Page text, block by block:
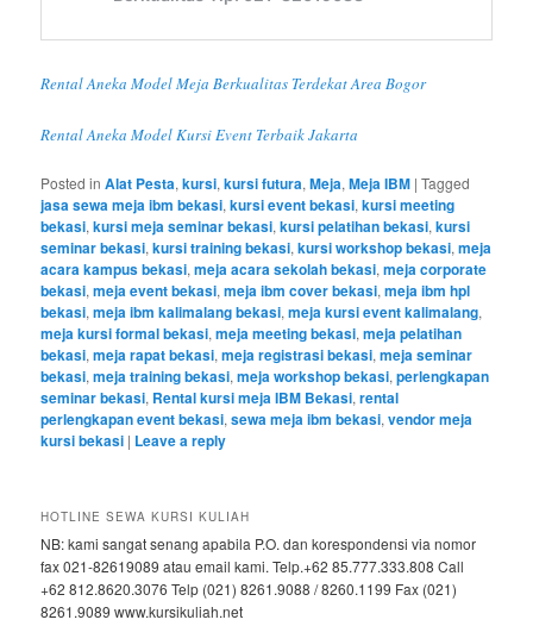
Rental Aneka Model Meja Berkualitas Terdekat Area Bogor
Rental Aneka Model Kursi Event Terbaik Jakarta
Posted in Alat Pesta,kursi,kursi futura,Meja,Meja IBM |Tagged
jasa sewa meja ibm bekasi,kursi event bekasi,kursi meeting
bekasi,kursi meja seminar bekasi,kursi pelatihan bekasi,kursi
seminar bekasi,kursi training bekasi,kursi workshop bekasi,meja
acara kampus bekasi,meja acara sekolah bekasi,meja corporate
bekasi,meja event bekasi,meja ibm cover bekasi,meja ibm hpl
bekasi,meja ibm kalimalang bekasi,meja kursi event kalimalang,
meja kursi formal bekasi,meja meeting bekasi,meja pelatihan
bekasi,meja rapat bekasi,meja registrasi bekasi,meja seminar
bekasi,meja training bekasi,meja workshop bekasi,perlengkapan
seminar bekasi, Rental kursi meja IBM Bekasi,rental
perlengkapan event bekasi,sewa meja ibm bekasi,vendor meja
kursi bekasi | Leave a reply
HOTLINE SEWA KURSI KULIAH
NB: kami sangat senang apabila P.O. dan korespondensi via nomor
fax 021-82619089 atau email kami. Telp.+62 85.777.333.808 Call
+62 812.8620.3076 Telp (021) 8261.9088 / 8260.1199 Fax (021)
8261.9089 www.kursikuliah.net